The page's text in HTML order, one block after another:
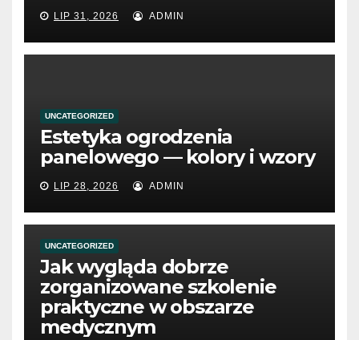
LIP 31, 2026 ADMIN
UNCATEGORIZED
Estetyka ogrodzenia
panelowego — kolory i wzory
LIP 28, 2026 ADMIN
UNCATEGORIZED
Jak wygląda dobrze
zorganizowane szkolenie
praktyczne w obszarze
medycznym